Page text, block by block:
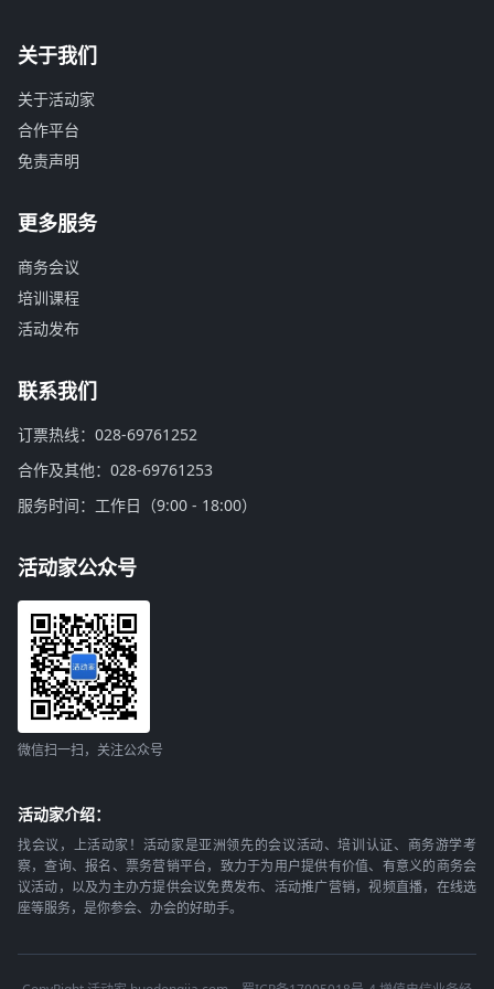
关于我们
关于活动家
合作平台
免责声明
更多服务
商务会议
培训课程
活动发布
联系我们
订票热线：028-69761252
合作及其他：028-69761253
服务时间：工作日（9:00 - 18:00）
活动家公众号
微信扫一扫，关注公众号
活动家介绍：
找会议，上活动家！活动家是亚洲领先的会议活动、培训认证、商务游学考
察，查询、报名、票务营销平台，致力于为用户提供有价值、有意义的商务会
议活动，以及为主办方提供会议免费发布、活动推广营销，视频直播，在线选
座等服务，是你参会、办会的好助手。